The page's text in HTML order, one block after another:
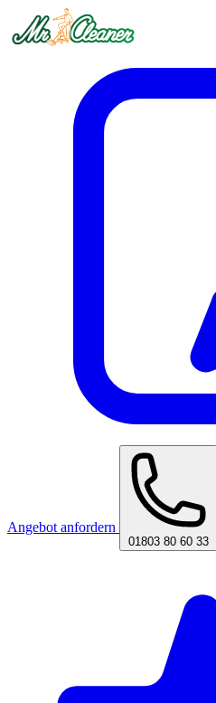
Angebot anfordern
01803 80 60 33